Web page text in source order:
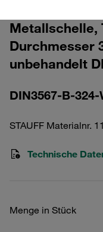
Metallschelle,
Durchmesser
unbehandelt
DIN3567-B-324-
STAUFF Materialnr.
Technische
Menge in Stück